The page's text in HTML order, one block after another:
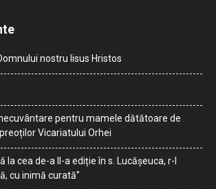
nostru Iisus Hristos
pentru mamele dătătoare de
Vicariatului Orhei
la cea de-a II-a ediție în s. Lucășeuca, r-l
cu inimă curată”